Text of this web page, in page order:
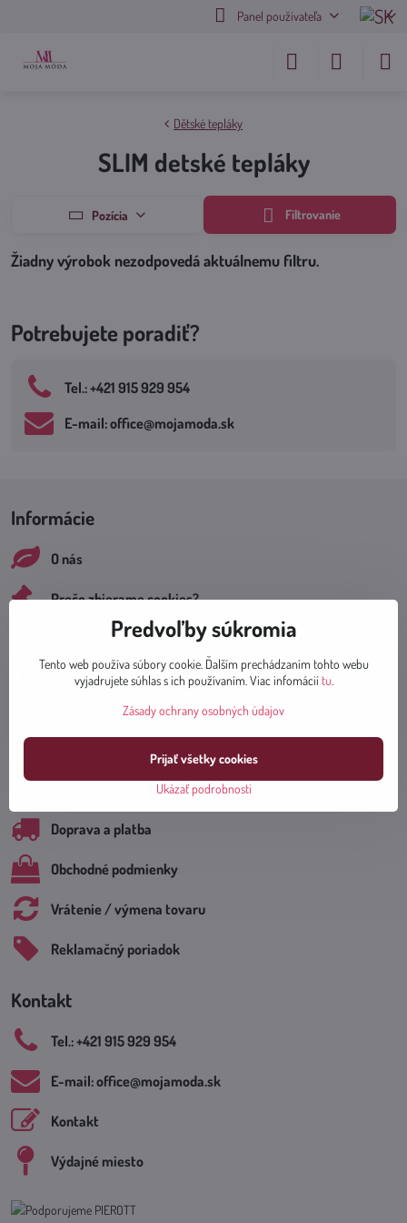
Panel používateľa
Dětské tepláky
SLIM detské tepláky
Pozícia Filtrovanie
Potrebujete poradiť?
Tel​.: +421 915 929 954
E-mail: office​@mojamoda​.sk
Informácie
O nás
Prečo zbierame cookies?
Sociálne siete
Instagram
Dodanie tovaru
Doprava a platba
Obchodné podmienky
Vrátenie / výmena tovaru
Reklamačný poriadok
Kontakt
Tel​.: +421 915 929 954
E-mail: office​@mojamoda​.sk
Kontakt
Výdajné miesto
Predvoľby súkromia
Tento web používa súbory cookie. Ďalším prechádzaním tohto webu
vyjadrujete súhlas s ich používaním. Viac infomáciítu.
Zásady ochrany osobných údajov
Ukázať podrobnosti
Prijať všetky cookies